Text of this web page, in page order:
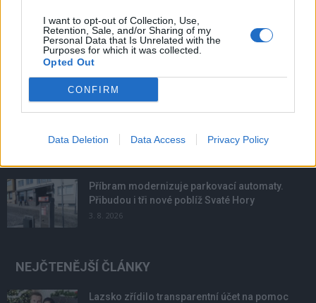
I want to opt-out of Collection, Use,
Retention, Sale, and/or Sharing of my
Personal Data that Is Unrelated with the
Purposes for which it was collected.
Opted Out
CONFIRM
Data Deletion Data Access Privacy Policy
NOVINKY
Obděnice vzpomínaly na filmovou legendu
6. 8. 2026
podmínky. Horší voda je jen...
4. 8. 2026
Příbram modernizuje parkovací automaty.
Přibudou i tři nové poblíž Svaté Hory
3. 8. 2026
NEJČTENĚJŠÍ ČLÁNKY
Lazsko zřídilo transparentní účet na pomoc